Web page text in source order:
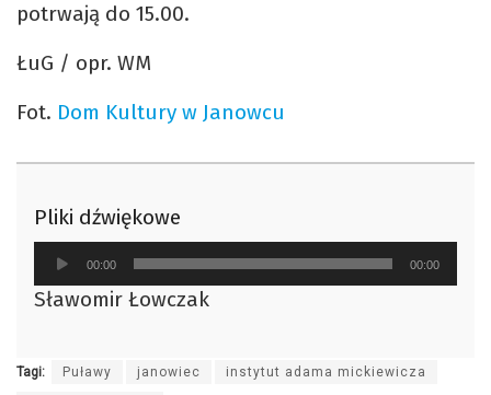
potrwają do 15.00.
ŁuG / opr. WM
Fot. Dom Kultury w Janowcu
Pliki dźwiękowe
Odtwarzacz
plików
dźwiękowych
00:00 00:00
Sławomir Łowczak
Tagi: Puławy janowiec instytut adama mickiewicza